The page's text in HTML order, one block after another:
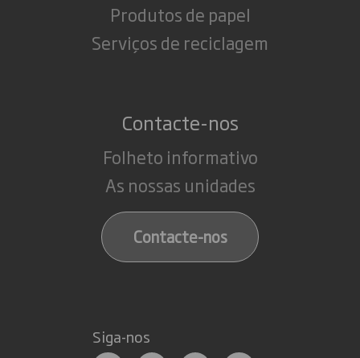
Produtos de papel
Serviços de reciclagem
Contacte-nos
Folheto informativo
As nossas unidades
Contacte-nos
Siga-nos